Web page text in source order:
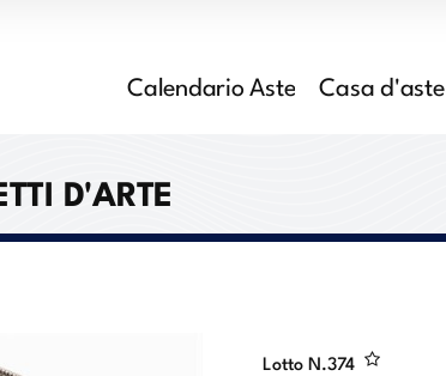
Calendario Aste Casa d'aste
D'ARTE
Lotto N.374